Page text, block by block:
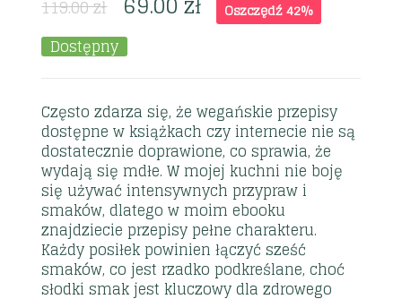
119.00zł Oszczędź 42%
Dostępny
Często zdarza się, że wegańskie przepisy
dostępne w książkach czy internecie nie są
dostatecznie doprawione, co sprawia, że
wydają się mdłe. W mojej kuchni nie boję
się używać intensywnych przypraw i
smaków, dlatego w moim ebooku
znajdziecie przepisy pełne charakteru.
Każdy posiłek powinien łączyć sześć
smaków, co jest rzadko podkreślane, choć
słodki smak jest kluczowy dla zdrowego